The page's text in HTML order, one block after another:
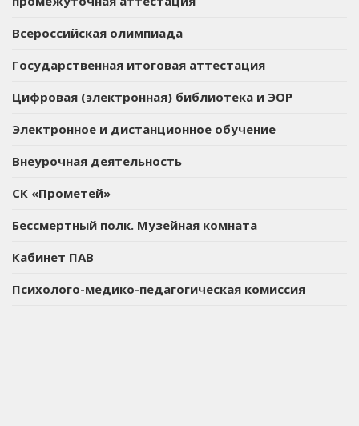
Всероссийская олимпиада
Государственная итоговая аттестация
Цифровая (электронная) библиотека и ЭОР
Электронное и дистанционное обучение
Внеурочная деятельность
СК «Прометей»
Бессмертный полк. Музейная комната
Кабинет ПАВ
Психолого-медико-педагогическая комиссия